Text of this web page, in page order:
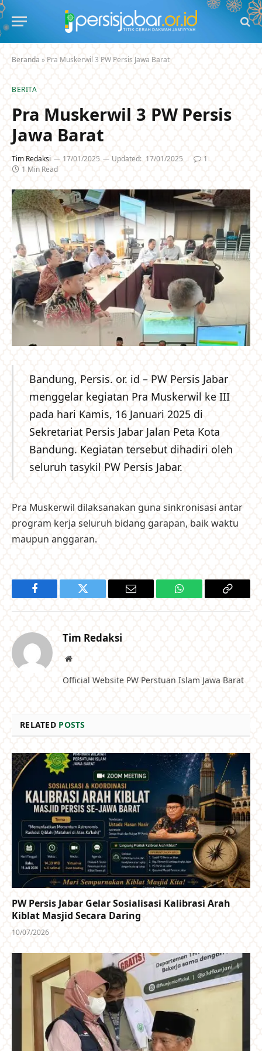
Beranda » Pra Muskerwil 3 PW Persis Jawa Barat
BERITA
Pra Muskerwil 3 PW Persis
Jawa Barat
Tim Redaksi 17/01/2025 Updated: 17/01/2025
1
1 Min Read
Bandung, Persis. or. id – PW Persis Jabar
menggelar kegiatan Pra Muskerwil ke III
pada hari Kamis, 16 Januari 2025 di
Sekretariat Persis Jabar Jalan Peta Kota
Bandung. Kegiatan tersebut dihadiri oleh
seluruh tasykil PW Persis Jabar.
Pra Muskerwil dilaksanakan guna sinkronisasi antar
program kerja seluruh bidang garapan, baik waktu
maupun anggaran.
Facebook Twitter Email WhatsApp Copy
Tim Redaksi
Website
Official Website PW Perstuan Islam Jawa Barat
RELATED POSTS
PW Persis Jabar Gelar Sosialisasi Kalibrasi Arah
Kiblat Masjid Secara Daring
10/07/2026